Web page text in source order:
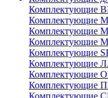
Комплектующие
Комплектующие
Комплектующие
Комплектующие
Комплектующие
Комплектующие
Комплектующие
Комплектующие
Комплектующие